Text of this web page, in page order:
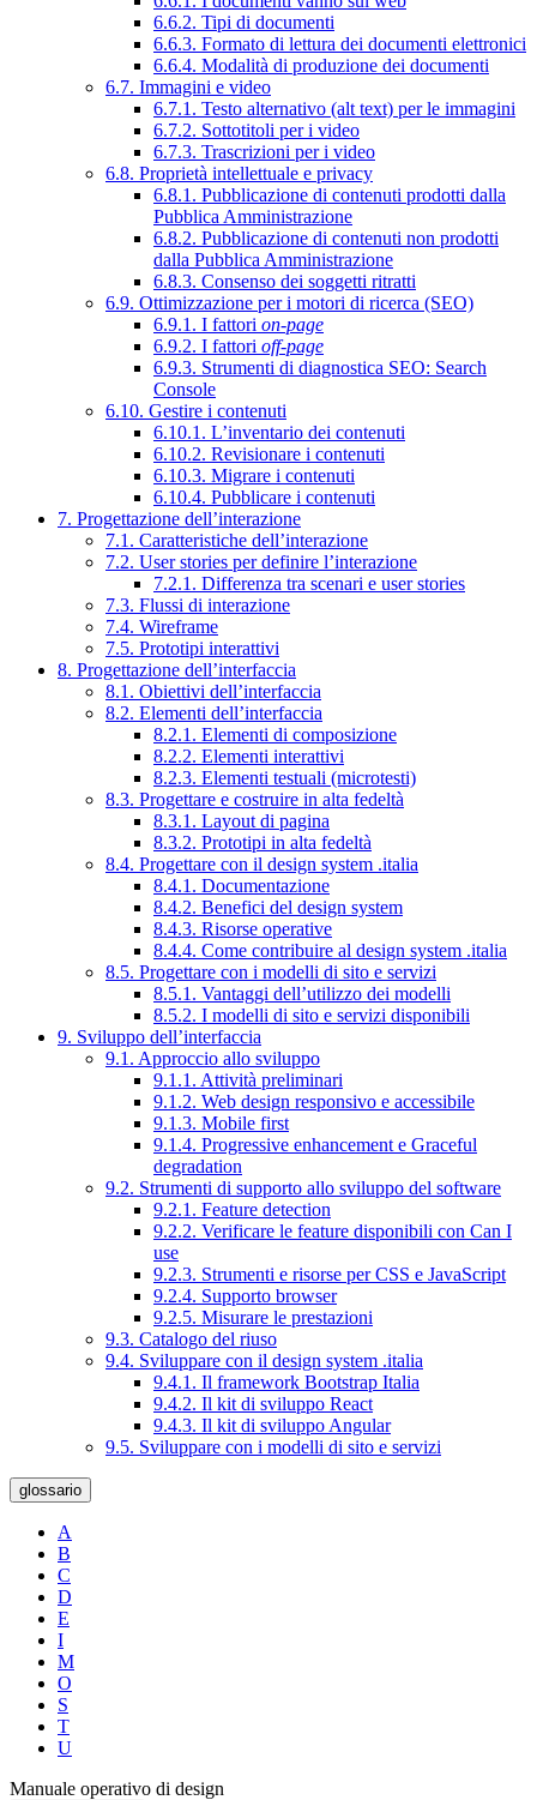
6.6.2. Tipi di documenti
6.6.3. Formato di lettura dei documenti elettronici
6.6.4. Modalità di produzione dei documenti
6.7. Immagini e video
6.7.1. Testo alternativo (alt text) per le immagini
6.7.2. Sottotitoli per i video
6.7.3. Trascrizioni per i video
6.8. Proprietà intellettuale e privacy
6.8.1. Pubblicazione di contenuti prodotti dalla
Pubblica Amministrazione
6.8.2. Pubblicazione di contenuti non prodotti
dalla Pubblica Amministrazione
6.8.3. Consenso dei soggetti ritratti
6.9. Ottimizzazione per i motori di ricerca (SEO)
6.9.1. I fattori on-page
6.9.2. I fattori off-page
6.9.3. Strumenti di diagnostica SEO: Search
Console
6.10. Gestire i contenuti
6.10.1. L’inventario dei contenuti
6.10.2. Revisionare i contenuti
6.10.3. Migrare i contenuti
6.10.4. Pubblicare i contenuti
7. Progettazione dell’interazione
7.1. Caratteristiche dell’interazione
7.2. User stories per definire l’interazione
7.2.1. Differenza tra scenari e user stories
7.3. Flussi di interazione
7.4. Wireframe
7.5. Prototipi interattivi
8. Progettazione dell’interfaccia
8.1. Obiettivi dell’interfaccia
8.2. Elementi dell’interfaccia
8.2.1. Elementi di composizione
8.2.2. Elementi interattivi
8.2.3. Elementi testuali (microtesti)
8.3. Progettare e costruire in alta fedeltà
8.3.1. Layout di pagina
8.3.2. Prototipi in alta fedeltà
8.4. Progettare con il design system .italia
8.4.1. Documentazione
8.4.2. Benefici del design system
8.4.3. Risorse operative
8.4.4. Come contribuire al design system .italia
8.5. Progettare con i modelli di sito e servizi
8.5.1. Vantaggi dell’utilizzo dei modelli
8.5.2. I modelli di sito e servizi disponibili
9. Sviluppo dell’interfaccia
9.1. Approccio allo sviluppo
9.1.1. Attività preliminari
9.1.2. Web design responsivo e accessibile
9.1.3. Mobile first
9.1.4. Progressive enhancement e Graceful
degradation
9.2. Strumenti di supporto allo sviluppo del software
9.2.1. Feature detection
9.2.2. Verificare le feature disponibili con Can I
use
9.2.3. Strumenti e risorse per CSS e JavaScript
9.2.4. Supporto browser
9.2.5. Misurare le prestazioni
9.3. Catalogo del riuso
9.4. Sviluppare con il design system .italia
9.4.1. Il framework Bootstrap Italia
9.4.2. Il kit di sviluppo React
9.4.3. Il kit di sviluppo Angular
9.5. Sviluppare con i modelli di sito e servizi
glossario
A
B
C
D
E
I
M
O
S
T
U
Manuale operativo di design